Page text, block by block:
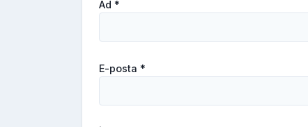
Ad *
E-posta *